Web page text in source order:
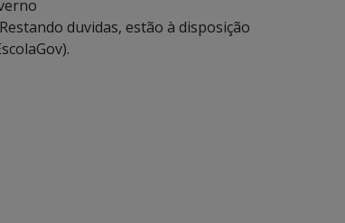
duvidas, estão à disposição